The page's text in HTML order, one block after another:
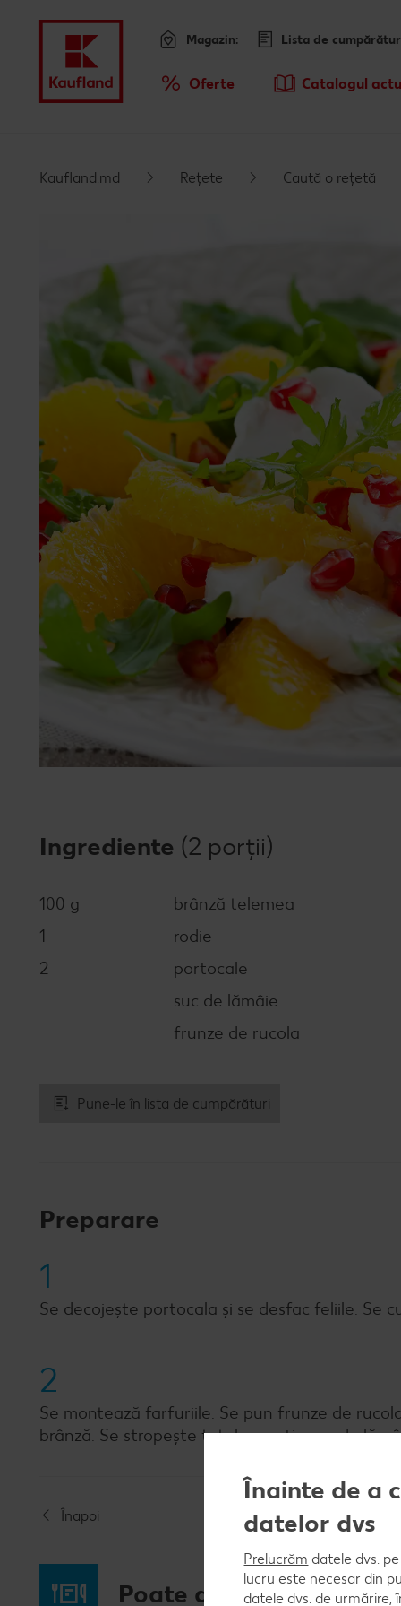
Meniu Oferte Catalogul
Magazin: Lista de
Kaufland.md Rețete Caută o rețetă
Ingrediente (2 porții)
100 g
brânză telemea
1
rodie
2
portocale
suc de lămâie
frunze de rucola
Pune-le în lista de cumpărături
Preparare
1
Se decojește portocala și se desfac feliile. Se
2
Se montează farfuriile. Se pun frunze de
brânză. Se stropește totul cu puțin suc de
Înapoi
Poate ai poftă și de...
Înainte de a
datelor dvs
Prelucrăm datele dvs.
lucru este necesar din
datele dvs. de urmărire,